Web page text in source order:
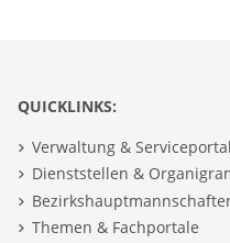
QUICKLINKS:
Verwaltung & Serviceportal
Dienststellen &
Themen & Fachportale